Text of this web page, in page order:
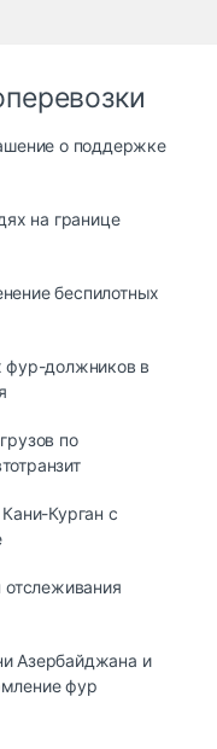
о поддержке
на границе
беспилотных
фур-должников в
по
Курган с
отслеживания
Азербайджана и
фур